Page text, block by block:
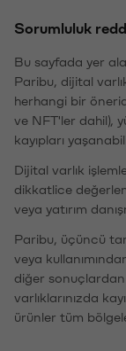
Sorumluluk
Bu sayfada yer
Paribu, dijital
herhangi bir
ve NFT'ler dahil),
kayıpları
Dijital varlık
dikkatlice
veya yatırım
Paribu, üçüncü
veya
diğer sonuçlardan
varlıklarınızda
ürünler tüm